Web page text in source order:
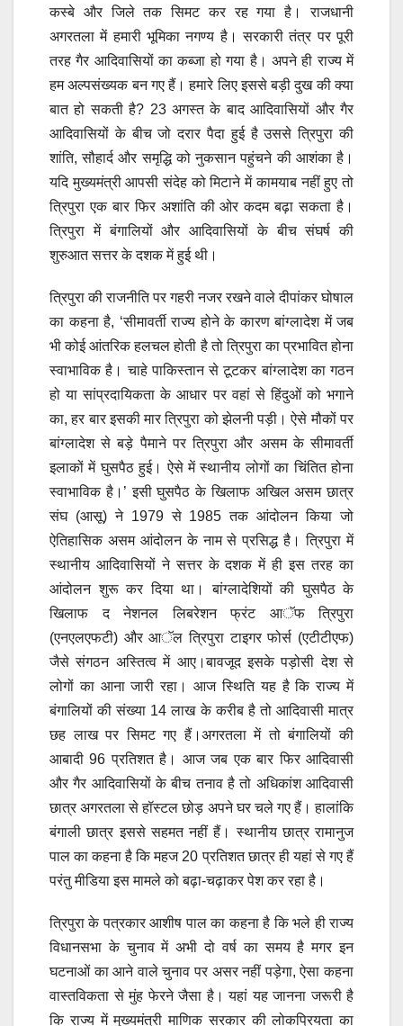
कस्बे और जिले तक सिमट कर रह गया है। राजधानी
अगरतला में हमारी भूमिका नगण्य है। सरकारी तंत्र पर पूरी
तरह गैर आदिवासियों का कब्जा हो गया है। अपने ही राज्य में
हम अल्पसंख्यक बन गए हैं। हमारे लिए इससे बड़ी दुख की क्या
बात हो सकती है? 23 अगस्त के बाद आदिवासियों और गैर
आदिवासियों के बीच जो दरार पैदा हुई है उससे त्रिपुरा की
शांति, सौहार्द और समृद्धि को नुकसान पहुंचने की आशंका है।
यदि मुख्यमंत्री आपसी संदेह को मिटाने में कामयाब नहीं हुए तो
त्रिपुरा एक बार फिर अशांति की ओर कदम बढ़ा सकता है।
त्रिपुरा में बंगालियों और आदिवासियों के बीच संघर्ष की
शुरुआत सत्तर के दशक में हुई थी।
त्रिपुरा की राजनीति पर गहरी नजर रखने वाले दीपांकर घोषाल
का कहना है, ‘सीमावर्ती राज्य होने के कारण बांग्लादेश में जब
भी कोई आंतरिक हलचल होती है तो त्रिपुरा का प्रभावित होना
स्वाभाविक है। चाहे पाकिस्तान से टूटकर बांग्लादेश का गठन
हो या सांप्रदायिकता के आधार पर वहां से हिंदुओं को भगाने
का, हर बार इसकी मार त्रिपुरा को झेलनी पड़ी। ऐसे मौकों पर
बांग्लादेश से बड़े पैमाने पर त्रिपुरा और असम के सीमावर्ती
इलाकों में घुसपैठ हुई। ऐसे में स्थानीय लोगों का चिंतित होना
स्वाभाविक है।’ इसी घुसपैठ के खिलाफ अखिल असम छात्र
संघ (आसू) ने 1979 से 1985 तक आंदोलन किया जो
ऐतिहासिक असम आंदोलन के नाम से प्रसिद्ध है। त्रिपुरा में
स्थानीय आदिवासियों ने सत्तर के दशक में ही इस तरह का
आंदोलन शुरू कर दिया था। बांग्लादेशियों की घुसपैठ के
खिलाफ द नेशनल लिबरेशन फ्रंट आॅफ त्रिपुरा
(एनएलएफटी) और आॅल त्रिपुरा टाइगर फोर्स (एटीटीएफ)
जैसे संगठन अस्तित्व में आए।बावजूद इसके पड़ोसी देश से
लोगों का आना जारी रहा। आज स्थिति यह है कि राज्य में
बंगालियों की संख्या 14 लाख के करीब है तो आदिवासी मात्र
छह लाख पर सिमट गए हैं।अगरतला में तो बंगालियों की
आबादी 96 प्रतिशत है। आज जब एक बार फिर आदिवासी
और गैर आदिवासियों के बीच तनाव है तो अधिकांश आदिवासी
छात्र अगरतला से हॉस्टल छोड़ अपने घर चले गए हैं। हालांकि
बंगाली छात्र इससे सहमत नहीं हैं। स्थानीय छात्र रामानुज
पाल का कहना है कि महज 20 प्रतिशत छात्र ही यहां से गए हैं
परंतु मीडिया इस मामले को बढ़ा-चढ़ाकर पेश कर रहा है।
त्रिपुरा के पत्रकार आशीष पाल का कहना है कि भले ही राज्य
विधानसभा के चुनाव में अभी दो वर्ष का समय है मगर इन
घटनाओं का आने वाले चुनाव पर असर नहीं पड़ेगा, ऐसा कहना
वास्तविकता से मुंह फेरने जैसा है। यहां यह जानना जरूरी है
कि राज्य में मुख्यमंत्री माणिक सरकार की लोकप्रियता का